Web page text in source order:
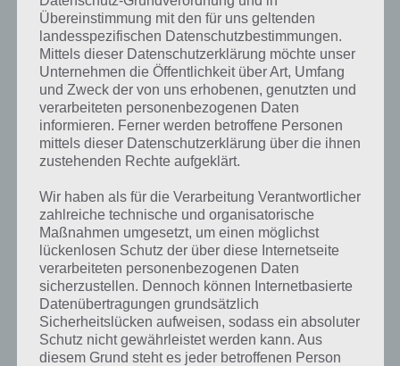
dazu zu wissen? Zu bestimmten Lösungen präsentieren wir daher
auch immer eine kurze Begriffserklärung!
An was denkst du zuerst bei dicht? Vielleicht an folgendes: Wenn
etwas eng bzw. sehr nahe beeinanderliegt oder gar undurchdringlich
ist, spricht man von dicht. So sprechen wir beispielsweise von
dichtem Nebel, sodass man nicht hindurchsehen kann und die Sicht
begrenzt ist.
Ortschaften nahe beieinanderliegen.
Eine dritte Bedeutung ist eher negativ belastet. Wenn jemand zu viel
Alkohol getrunken hat oder unter Drogeneinfluss steht und nicht
mehr viel mitbekommt, bezeichnet man diesen als dicht.
In Verbindung mit dicht gibt es noch weitere Wortkombinationen
wie beispielsweise dicht machen. Dies kann umgangssprachlich
genutzt werden, wenn etwas geschlossen wird. Dies kann eine
Übereinstimmung mit den für uns geltenden
landesspezifischen Datenschutzbestimmungen.
Mittels dieser Datenschutzerklärung möchte unser
Unternehmen die Öffentlichkeit über Art, Umfang
und Zweck der von uns erhobenen, genutzten und
verarbeiteten personenbezogenen Daten
informieren. Ferner werden betroffene Personen
mittels dieser Datenschutzerklärung über die ihnen
zustehenden Rechte aufgeklärt.
Wir haben als für die Verarbeitung Verantwortlicher
zahlreiche technische und organisatorische
Maßnahmen umgesetzt, um einen möglichst
lückenlosen Schutz der über diese Internetseite
verarbeiteten personenbezogenen Daten
sicherzustellen. Dennoch können Internetbasierte
Datenübertragungen grundsätzlich
Sicherheitslücken aufweisen, sodass ein absoluter
Schutz nicht gewährleistet werden kann. Aus
diesem Grund steht es jeder betroffenen Person